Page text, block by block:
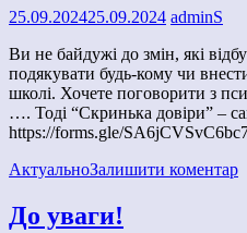
25.09.202425.09.2024 adminS
Ви не байдужі до змін, які
подякувати будь-кому чи
школі. Хочете поговорити з
…. Тоді “Скринька довіри” –
https://forms.gle/
АктуальноЗалишити коментар
До уваги!